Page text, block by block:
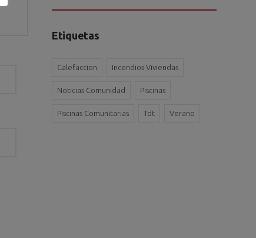
Etiquetas
Calefaccion Incendios Viviendas
Noticias Comunidad Piscinas
Piscinas Comunitarias Tdt Verano